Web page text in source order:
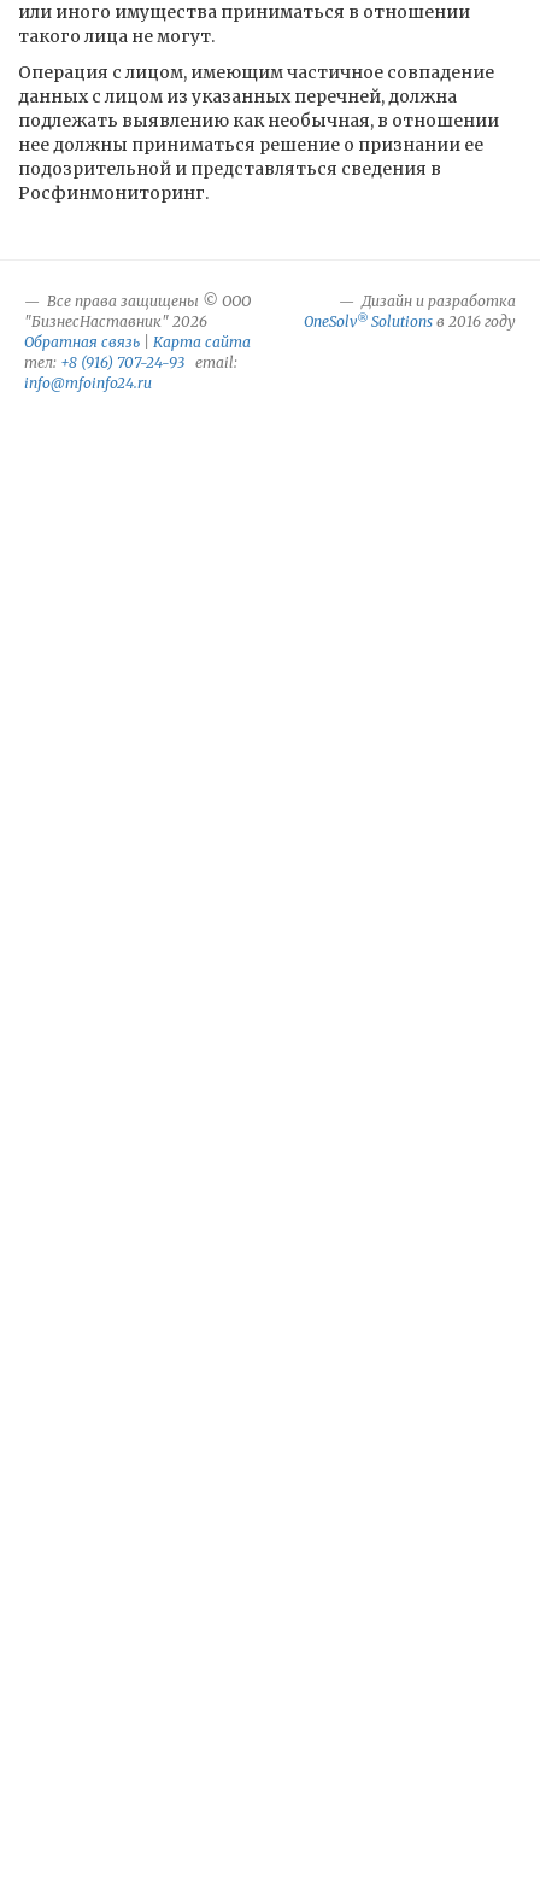
или иного имущества приниматься в отношении
такого лица не могут.
Операция с лицом, имеющим частичное совпадение
данных с лицом из указанных перечней, должна
подлежать выявлению как необычная, в отношении
нее должны приниматься решение о признании ее
подозрительной и представляться сведения в
Росфинмониторинг.
Все права защищены © ООО
"БизнесНаставник" 2026
Обратная связь
Карта сайта
тел: +8 (916) 707-24-93 email:
info@mfoinfo24.ru
Дизайн и разработка
OneSolv® Solutions в 2016 году